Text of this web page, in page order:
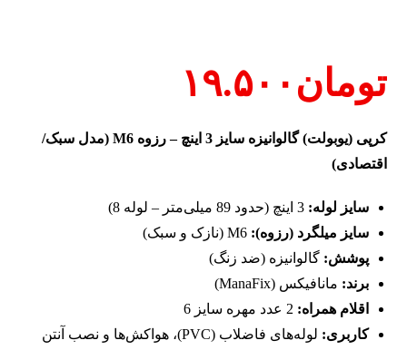
تومان ۱۹.۵۰۰
کرپی (یوبولت) گالوانیزه سایز 3 اینچ – رزوه M6 (مدل سبک/
اقتصادی)
سایز لوله: 3 اینچ (حدود 89 میلی‌متر – لوله 8)
سایز میلگرد (رزوه): M6 (نازک و سبک)
پوشش: گالوانیزه (ضد زنگ)
برند: مانافیکس (ManaFix)
اقلام همراه:
کاربری: لوله‌های فاضلاب (PVC)، هواکش‌ها و نصب آنتن